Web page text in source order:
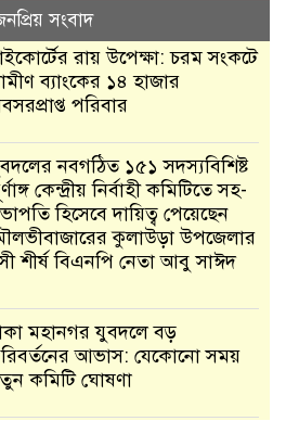
সংবাদ
রায় উপেক্ষা: চরম সংকটে
ব্যাংকের ১৪ হাজার
পরিবার
নবগঠিত ১৫১ সদস্যবিশিষ্ট
কেন্দ্রীয় নির্বাহী কমিটিতে সহ-
হিসেবে দায়িত্ব পেয়েছেন
কুলাউড়া উপজেলার
শীর্ষ বিএনপি নেতা আবু সাঈদ
মহানগর যুবদলে বড়
আভাস: যেকোনো সময়
কমিটি ঘোষণা